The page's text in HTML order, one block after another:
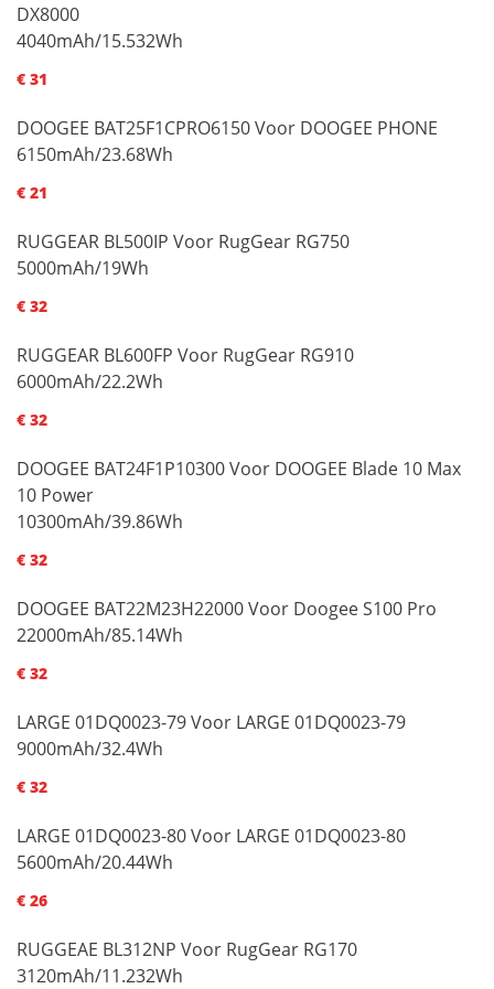
DX8000
4040mAh/15.532Wh
€ 31
DOOGEE BAT25F1CPRO6150 Voor DOOGEE PHONE
6150mAh/23.68Wh
€ 21
RUGGEAR BL500IP Voor RugGear RG750
5000mAh/19Wh
€ 32
RUGGEAR BL600FP Voor RugGear RG910
6000mAh/22.2Wh
€ 32
DOOGEE BAT24F1P10300 Voor DOOGEE Blade 10 Max
10 Power
10300mAh/39.86Wh
€ 32
DOOGEE BAT22M23H22000 Voor Doogee S100 Pro
22000mAh/85.14Wh
€ 32
LARGE 01DQ0023-79 Voor LARGE 01DQ0023-79
9000mAh/32.4Wh
€ 32
LARGE 01DQ0023-80 Voor LARGE 01DQ0023-80
5600mAh/20.44Wh
€ 26
RUGGEAE BL312NP Voor RugGear RG170
3120mAh/11.232Wh